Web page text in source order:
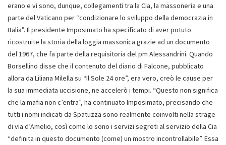
erano e vi sono, dunque, collegamenti tra la Cia, la massoneria e una
parte del Vaticano per “condizionare lo sviluppo della democrazia in
Italia”. Il presidente Imposimato ha specificato di aver potuto
ricostruite la storia della loggia massonica grazie ad un documento
del 1967, che fa parte della requisitoria del pm Alessandrini. Quando
Borsellino disse che il contenuto del diario di Falcone, pubblicato
allora da Liliana Milella su “Il Sole 24 ore”, era vero, creò le cause per
la sua immediata uccisione, ne accelerò i tempi. “Questo non significa
che la mafia non c’entra”, ha continuato Imposimato, precisando che
tutti i nomi indicati da Spatuzza sono realmente coinvolti nella strage
di via d’Amelio, così come lo sono i servizi segreti al servizio della Cia
“definita in questo documento (come) un mostro incontrollabile”. Essa